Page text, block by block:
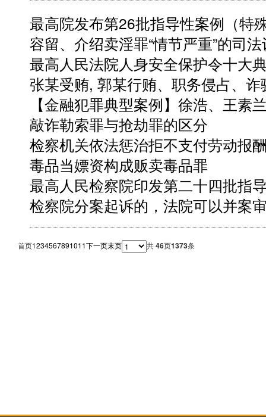
最高院发布第26批指导性案例（特
容留、介绍卖淫罪“情节严重”的司
最高人民法院人身安全保护令十大
张某受贿, 郭某行贿、职务侵占、诈
【金融犯罪典型案例】徐浩、王素
敲诈勒索罪与抢劫罪的区分
检察机关依法惩治拒不支付劳动报
毒品当嫖资构成贩卖毒品罪
最高人民检察院印发第二十四批指
检察院分案起诉的，法院可以并案
首页1234567891011下一页末页 共46页1373条